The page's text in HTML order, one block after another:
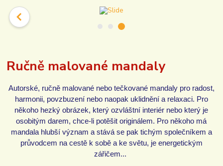
Ručně malované mandaly
Autorské, ručně malované nebo tečkované mandaly pro radost,
harmonii, povzbuzení nebo naopak uklidnění a relaxaci. Pro
někoho hezký obrázek, který ozvláštní interiér nebo který je
osobitým darem, chce-li potěšit originálem. Pro někoho má
mandala hlubší význam a stává se pak tichým společníkem a
průvodcem na cestě k sobě a ke světu, je energetickým
zářičem...